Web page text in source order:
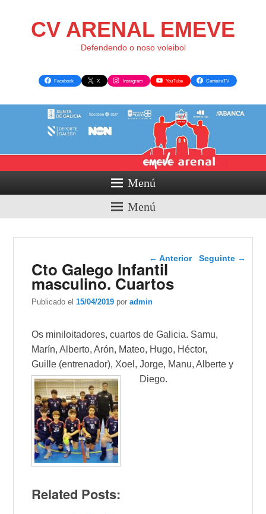
CV ARENAL EMEVE
Defendendo o noso voleibol
Facebook X Instagram YouTube CanteiraTV
Menú
Menú
Navegador de artigos
← Anterior Seguinte →
Cto Galego Infantil
masculino. Cuartos
Publicado el15/04/2019 poradmin
Os miniloitadores, cuartos de Galicia. Samu,
Marín, Alberto, Arón, Mateo, Hugo, Héctor,
Guille (entrenador), Xoel, Jorge, Manu, Alberte y
Diego.
Related Posts: